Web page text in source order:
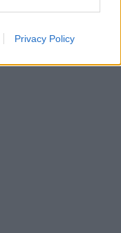
Privacy Policy